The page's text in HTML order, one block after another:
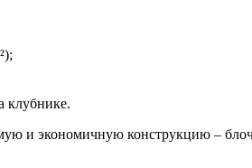
клубнике.
и экономичную конструкцию –